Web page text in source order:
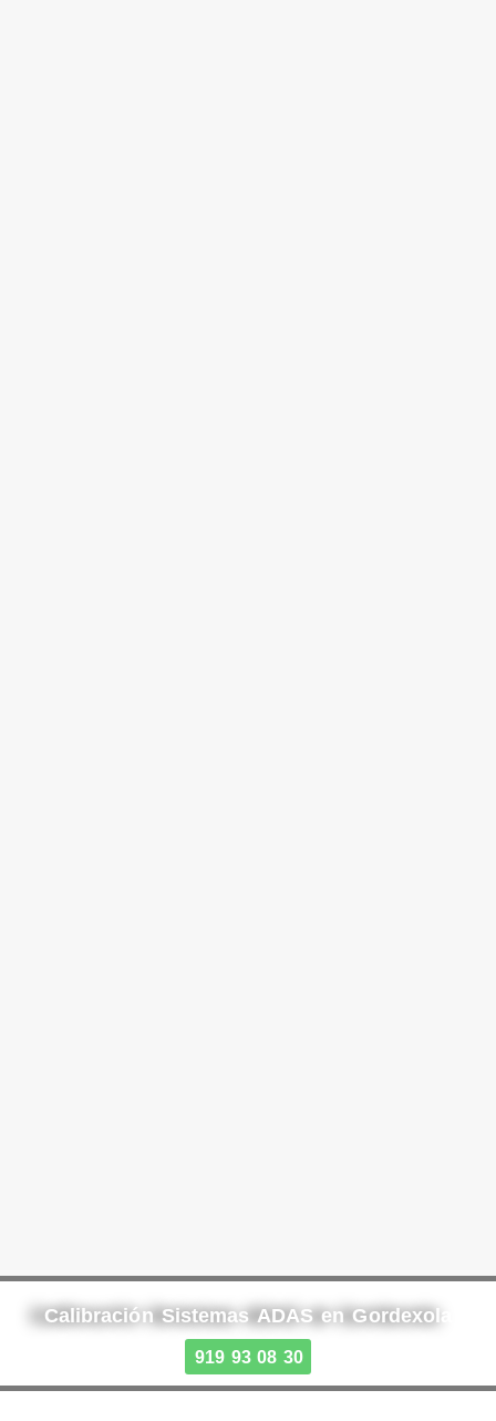
Calibración Sistemas ADAS en Gordexola
919 93 08 30